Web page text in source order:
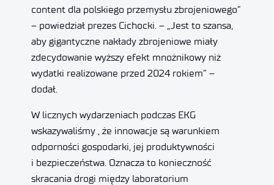
content dla polskiego przemysłu zbrojeniowego”
– powiedział prezes Cichocki. – „Jest to szansa,
aby gigantyczne nakłady zbrojeniowe miały
zdecydowanie wyższy efekt mnożnikowy niż
wydatki realizowane przed 2024 rokiem” –
dodał.
W licznych wydarzeniach podczas EKG
wskazywaliśmy , że innowacje są warunkiem
odporności gospodarki, jej produktywności
i bezpieczeństwa. Oznacza to konieczność
skracania drogi między laboratorium